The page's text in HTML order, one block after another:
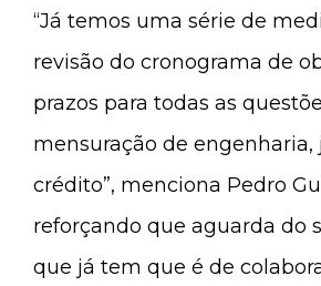
“Já temos uma série de
revisão do cronograma de
prazos para todas as
mensuração de engenharia,
crédito”, menciona Pedro
reforçando que aguarda do
que já tem que é de